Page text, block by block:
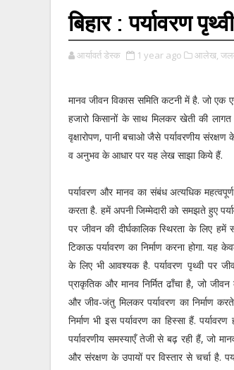
बिहार : पर्यावरण
आर्यावर्त डेस्क 1 year ago आलेख,
मानव जीवन विकास समिति कटनी में है. जो
हजारो किसानों के साथ मिलकर खेती की
वृक्षारोपण, पानी बचाओ जैसे पर्यावरणीय
व अनुभव के आधार पर यह लेख साझा किये हैं.
पर्यावरण और मानव का संबंध अत्यधिक महत्वपूर्ण
करता है. हमें अपनी जिम्मेदारी को समझते हुए
पर जीवन की दीर्घकालिक स्थिरता के लिए
टिकाऊ पर्यावरण का निर्माण करना होगा. यह
के लिए भी आवश्यक है. पर्यावरण पृथ्वी पर
प्राकृतिक और मानव निर्मित ढाँचा है, जो
और जीव-जंतु मिलकर पर्यावरण का निर्माण
निर्माण भी इस पर्यावरण का हिस्सा हैं.
पर्यावरणीय समस्याएँ तेजी से बढ़ रही हैं, जो
और संरक्षण के उपायों पर विस्तार से चर्चा है.